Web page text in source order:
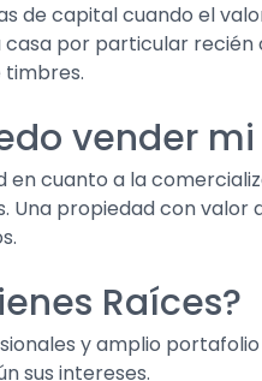
de capital cuando el
por particular recién
timbres.
vender
en cuanto a la
Una propiedad con
Raíces?
y amplio
sus intereses.